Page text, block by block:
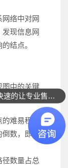
络中对网
现信息网
结点。
图中的关键
难易程
数，即
数量占总
如何快速联系人工客服？